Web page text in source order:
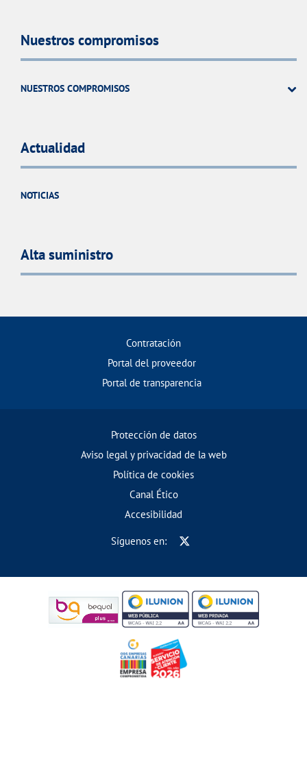
Nuestros compromisos
NUESTROS COMPROMISOS
Actualidad
NOTICIAS
Alta suministro
Contratación
Portal del proveedor
Portal de transparencia
Protección de datos
Aviso legal y privacidad de la web
Política de cookies
Canal Ético
Accesibilidad
Síguenos en: